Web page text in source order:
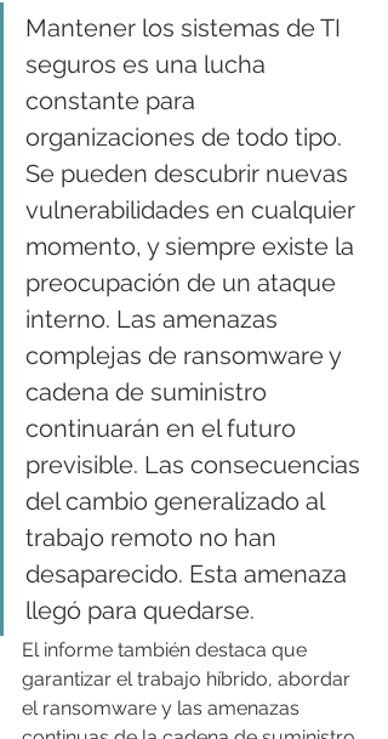
Mantener los sistemas de TI
seguros es una lucha
constante para
organizaciones de todo tipo.
Se pueden descubrir nuevas
vulnerabilidades en cualquier
momento, y siempre existe la
preocupación de un ataque
interno. Las amenazas
complejas de ransomware y
cadena de suministro
continuarán en el futuro
previsible. Las consecuencias
del cambio generalizado al
trabajo remoto no han
desaparecido. Esta amenaza
llegó para quedarse.
El informe también destaca que
garantizar el trabajo híbrido, abordar
el ransomware y las amenazas